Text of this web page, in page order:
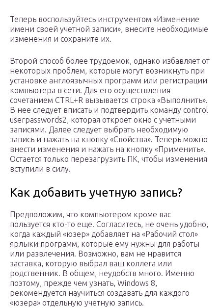
Теперь воспользуйтесь инструментом «Изменение
имени своей учетной записи», внесите необходимые
изменения и сохраните их.
Второй способ более трудоемок, однако избавляет от
некоторых проблем, которые могут возникнуть при
установке англоязычных программ или регистрации
компьютера в сети. Для его осуществления
сочетанием CTRL+R вызывается строка «Выполнить».
В нее следует вписать и подтвердить команду control
userpasswords2, которая откроет окно с учетными
записями. Далее следует выбрать необходимую
запись и нажать на кнопку «Свойства». Теперь можно
внести изменения и нажать на кнопку «Применить».
Остается только перезагрузить ПК, чтобы изменения
вступили в силу.
Как добавить учетную запись?
Предположим, что компьютером кроме вас
пользуется кто-то еще. Согласитесь, не очень удобно,
когда каждый «юзер» добавляет на «Рабочий стол»
ярлыки программ, которые ему нужны для работы
или развлечения. Возможно, вам не нравится
заставка, которую выбрал ваш коллега или
родственник. В общем, неудобств много. Именно
поэтому, прежде чем узнать, Windows 8,
рекомендуется научиться создавать для каждого
«юзера» отдельную учетную запись.